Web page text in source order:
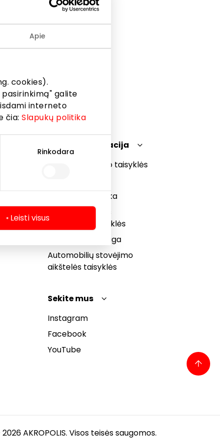
Apie
cookies).
pasirinkimą" galite
interneto
čia:Slapukų politika
Rinkodara
Leisti visus
Teisinė informacija
Prekybos centro taisyklės
Privatumo politika
Dovanų kortelės
bendrosios taisyklės
Pranešėjų apsauga
Automobilių stovėjimo
aikštelės taisyklės
Sekite mus
Instagram
Facebook
YouTube
AKROPOLIS. Visos teisės saugomos.